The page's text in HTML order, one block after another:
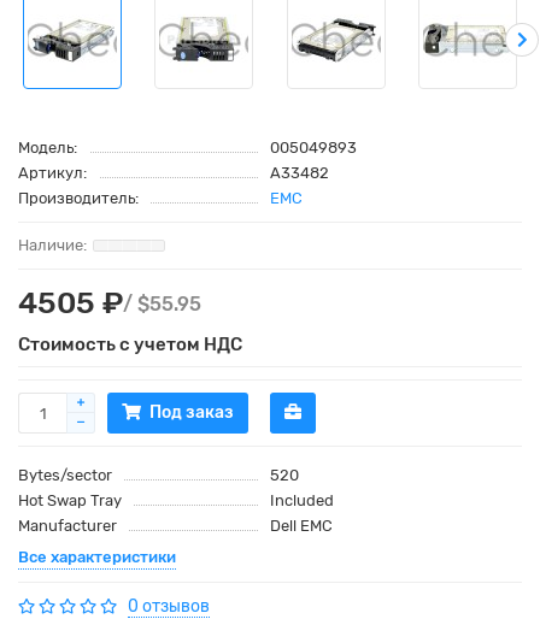
Модель:
005049893
Артикул:
A33482
Производитель:
EMC
4505 ₽/ $55.95
Стоимость с учетом НДС
Под заказ
Bytes/sector
520
Hot Swap Tray
Included
Manufacturer
Dell EMC
Все характеристики
0 отзывов